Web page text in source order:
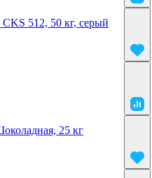
512, 50 кг, серый
25 кг